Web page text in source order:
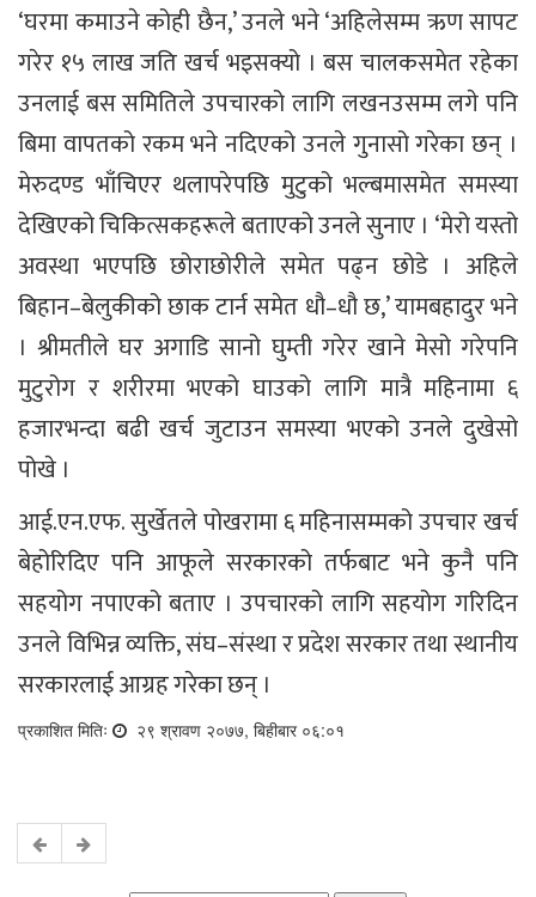
‘घरमा कमाउने कोही छैन,’ उनले भने ‘अहिलेसम्म ऋण सापट
गरेर १५ लाख जति खर्च भइसक्यो । बस चालकसमेत रहेका
उनलाई बस समितिले उपचारको लागि लखनउसम्म लगे पनि
बिमा वापतको रकम भने नदिएको उनले गुनासो गरेका छन् ।
मेरुदण्ड भाँचिएर थलापरेपछि मुटुको भल्बमासमेत समस्या
देखिएको चिकित्सकहरूले बताएको उनले सुनाए । ‘मेरो यस्तो
अवस्था भएपछि छोराछोरीले समेत पढ्न छोडे । अहिले
बिहान–बेलुकीको छाक टार्न समेत धौ–धौ छ,’ यामबहादुर भने
। श्रीमतीले घर अगाडि सानो घुम्ती गरेर खाने मेसो गरेपनि
मुटुरोग र शरीरमा भएको घाउको लागि मात्रै महिनामा ६
हजारभन्दा बढी खर्च जुटाउन समस्या भएको उनले दुखेसो
पोखे ।
आई.एन.एफ. सुर्खेतले पोखरामा ६ महिनासम्मको उपचार खर्च
बेहोरिदिए पनि आफूले सरकारको तर्फबाट भने कुनै पनि
सहयोग नपाएको बताए । उपचारको लागि सहयोग गरिदिन
उनले विभिन्न व्यक्ति, संघ–संस्था र प्रदेश सरकार तथा स्थानीय
सरकारलाई आग्रह गरेका छन् ।
प्रकाशित मितिः २९ श्रावण २०७७, बिहीबार ०६:०१